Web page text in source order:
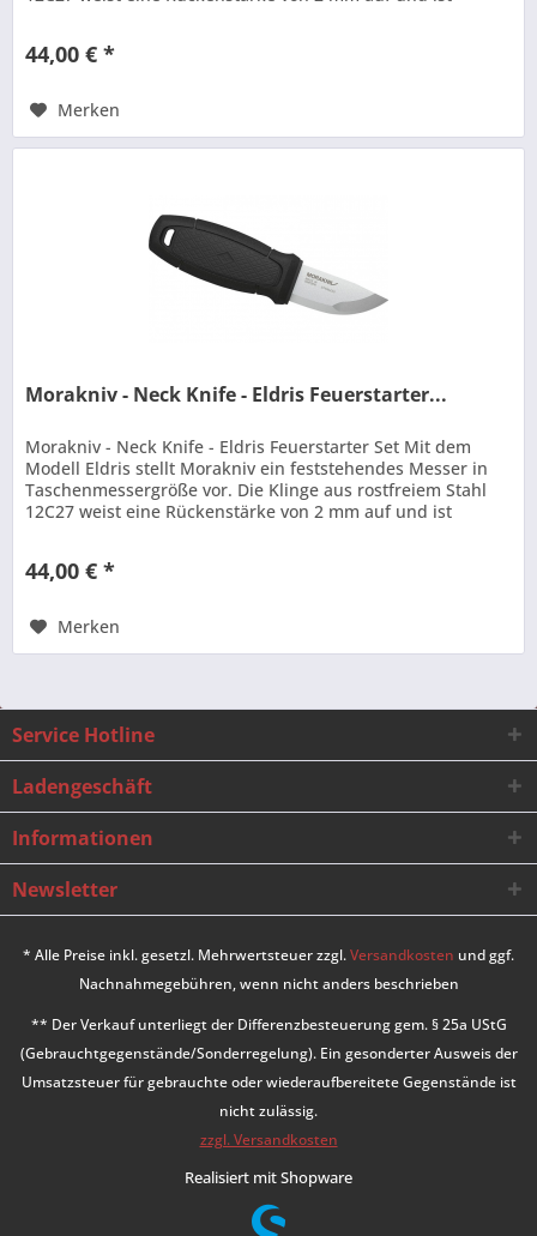
44,00 € *
Merken
Morakniv - Neck Knife - Eldris Feuerstarter...
Morakniv - Neck Knife - Eldris Feuerstarter Set Mit dem
Modell Eldris stellt Morakniv ein feststehendes Messer in
Taschenmessergröße vor. Die Klinge aus rostfreiem Stahl
12C27 weist eine Rückenstärke von 2 mm auf und ist
44,00 € *
Merken
Service Hotline
Ladengeschäft
Informationen
Newsletter
* Alle Preise inkl. gesetzl. Mehrwertsteuer zzgl.Versandkosten und ggf.
Nachnahmegebühren, wenn nicht anders beschrieben
** Der Verkauf unterliegt der Differenzbesteuerung gem. § 25a UStG
(Gebrauchtgegenstände/Sonderregelung). Ein gesonderter Ausweis der
Umsatzsteuer für gebrauchte oder wiederaufbereitete Gegenstände ist
nicht zulässig.
zzgl. Versandkosten
Realisiert mit Shopware